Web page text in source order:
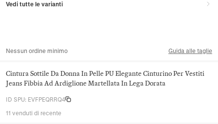
Vedi tutte le varianti
Nessun ordine minimo Guida alle taglie
Cintura Sottile Da Donna In Pelle PU Elegante Cinturino Per Vestiti
Jeans Fibbia Ad Ardiglione Martellata In Lega Dorata
ID SPU: EVFPEQRRQ4
11 venduti di recente